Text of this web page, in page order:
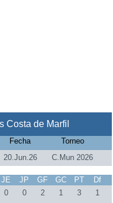
Costa de Marfil
Fecha
Torneo
20.Jun.26 C.Mun 2026
JE JP GF GC PT
Df
0 0 2 1 3
1